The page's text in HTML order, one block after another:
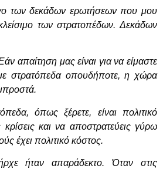
των δεκάδων ερωτήσεων που μου
των στρατοπέδων. Δεκάδων
απαίτηση μας είναι για να είμαστε
στρατόπεδα οπουδήποτε, η χώρα
όπως ξέρετε, είναι πολιτικό
και να αποστρατεύεις γύρω
έχει πολιτικό κόστος.
ήταν απαράδεκτο. Όταν στις